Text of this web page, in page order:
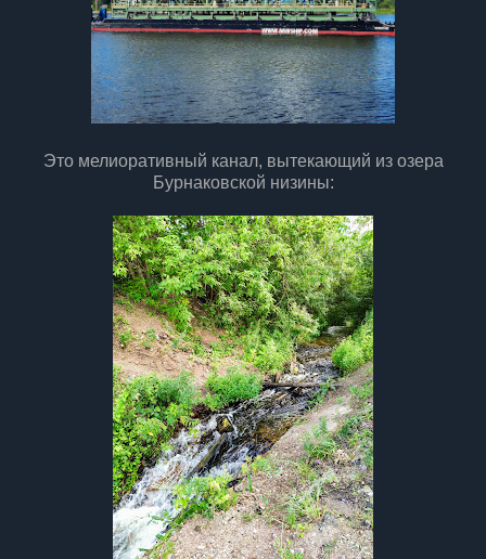
Это мелиоративный канал, вытекающий из озера
Бурнаковской низины: